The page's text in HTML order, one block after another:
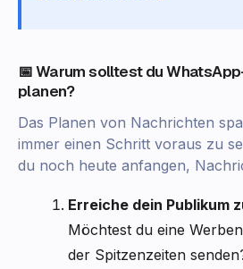
📅 Warum solltest du
planen?
Das Planen von Nachrichten
immer einen Schritt voraus zu
du noch heute anfangen,
Erreiche dein Publikum
Möchtest du eine
der Spitzenzeiten